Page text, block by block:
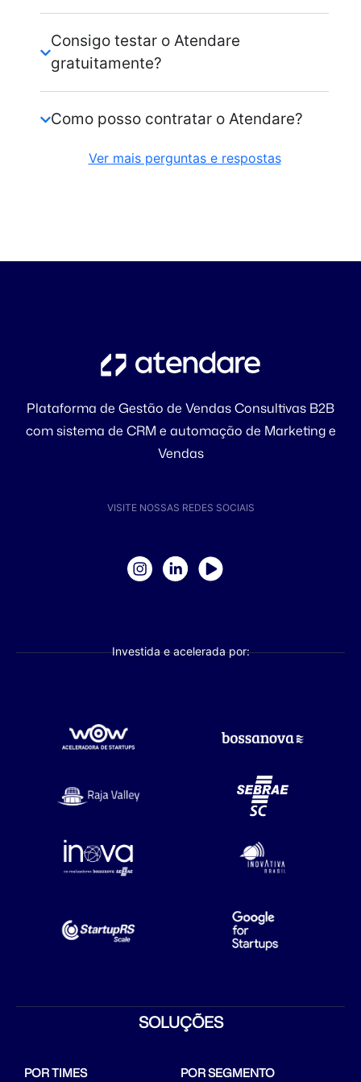
Consigo testar o Atendare
gratuitamente?
Como posso contratar o Atendare?
Ver mais perguntas e respostas
Plataforma de Gestão de Vendas Consultivas B2B
com sistema de CRM e automação de Marketing e
Vendas
VISITE NOSSAS REDES SOCIAIS
Investida e acelerada por:
SOLUÇÕES
POR TIMES
POR SEGMENTO